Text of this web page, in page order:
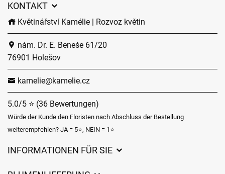
KONTAKT
Květinářství Kamélie | Rozvoz květin
nám. Dr. E. Beneše 61/20
76901 Holešov
kamelie@kamelie.cz
5.0/5 ⭐ (36 Bewertungen)
Würde der Kunde den Floristen nach Abschluss der Bestellung
weiterempfehlen? JA = 5⭐, NEIN = 1⭐
INFORMATIONEN FÜR SIE